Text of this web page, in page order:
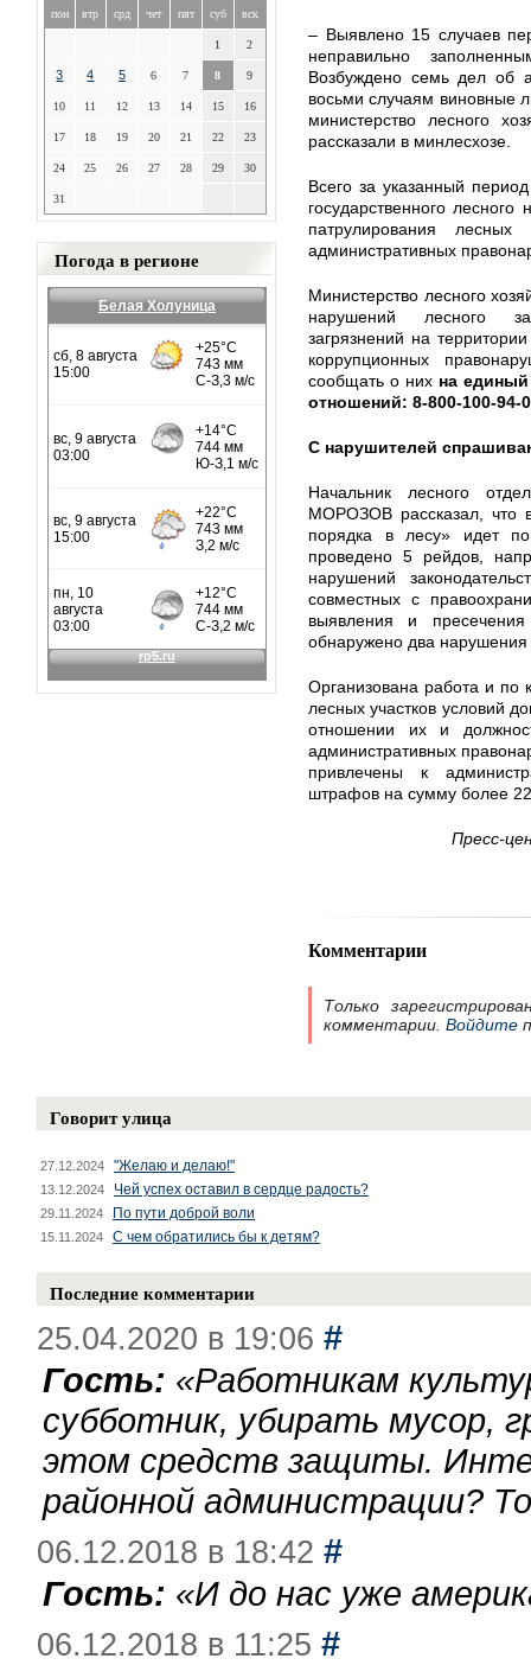
пон втр срд чет пят суб вск
1 2
3 4 5 6 7 8 9
10 11 12 13 14 15 16
17 18 19 20 21 22 23
24 25 26 27 28 29 30
31
Погода в регионе
Белая Холуница
– Выявлено 15 случаев
неправильно
Возбуждено семь дел об
восьми случаям виновные
министерство лесного
рассказали в минлесхозе.
Всего за указанный
государственного
патрулирования
административных
Министерство лесного
нарушений лесного
загрязнений на
коррупционных
сообщать о них на
отношений: 8-800-100-94-
С нарушителей
Начальник лесного
МОРОЗОВ рассказал, что
порядка в лесу» идет
проведено 5 рейдов,
нарушений
совместных с
выявления и
обнаружено два нарушения
Организована работа и по
лесных участков условий
отношении их и
административных
привлечены к
штрафов на сумму более
Пресс-
Комментарии
Только
комментарии. Войдите
Говорит улица
27.12.2024 "Желаю и делаю!"
13.12.2024 Чей успех оставил в сердце радость?
29.11.2024 По пути доброй воли
15.11.2024 С чем обратились бы к детям?
Последние комментарии
25.04.2020 в 19:06 #
Гость: «Работникам
субботник, убирать мусор,
этом средств защиты.
районной администрации?
06.12.2018 в 18:42 #
Гость: «И до нас уже
06.12.2018 в 11:25 #